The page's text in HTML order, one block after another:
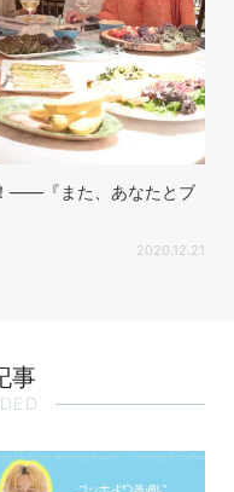
——『また、あなたとブ
2020.12.21
事